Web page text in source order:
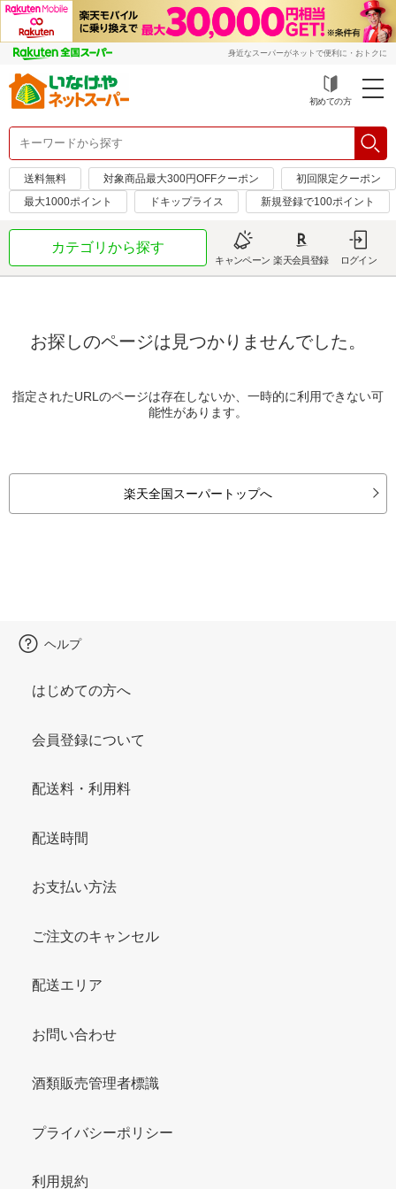
身近なスーパーがネットで便利に・おトクに
初めての方
送料無料 対象商品最大300円OFFクーポン
初回限定クーポン
最大1000ポイント
ドキップライス 新規登録で100ポイント
カテゴリから探す
キャンペーン 楽天会員登録 ログイン
お探しのページは見つかりませんでした。
指定されたURLのページは存在しないか、一時的に利用できない可
能性があります。
楽天全国スーパートップへ
ヘルプ
はじめての方へ
会員登録について
配送料・利用料
配送時間
お支払い方法
ご注文のキャンセル
配送エリア
お問い合わせ
酒類販売管理者標識
プライバシーポリシー
利用規約